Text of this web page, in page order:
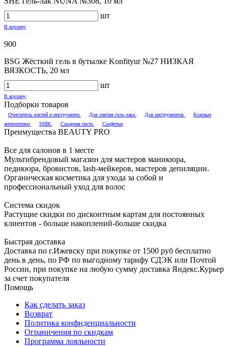
шт
В корзину
900
BSG Жёсткий гель в бутылке Konfityur №27 НИЗКАЯ
ВЯЗКОСТЬ, 20 мл
шт
В корзину
Подборки товаров
Очиститель кистей и инструмента Для снятия гель-лака Для инструментов
Кожные
антисептики
SHIK Сахарная паста Салфетки
Преимущества BEAUTY PRO
Все для салонов в 1 месте
Мультибрендовый магазин для мастеров маникюра,
педикюра, бровистов, lash-мейкеров, мастеров депиляции.
Органическая косметика для ухода за собой и
профессиональный уход для волос
Система скидок
Растущие скидки по дисконтным картам для постоянных
клиентов - больше накоплений-больше скидка
Быстрая доставка
Доставка по г.Ижевску при покупке от 1500 руб бесплатно
день в день, по РФ по выгодному тарифу СДЭК или Почтой
России, при покупке на любую сумму доставка Яндекс.Курьер
за счет покупателя
Помощь
Как сделать заказ
Возврат
Политика конфиденциальности
Ограничения по скидкам
Программа лояльности